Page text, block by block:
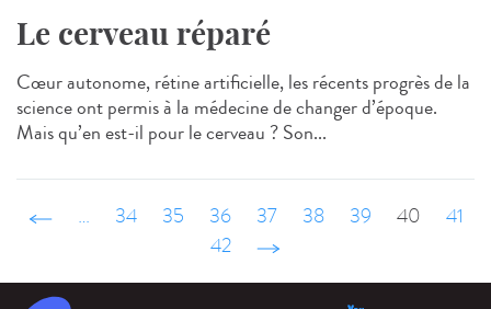
Le cerveau réparé
Cœur autonome, rétine artificielle, les récents progrès de la
science ont permis à la médecine de changer d’époque.
Mais qu’en est-il pour le cerveau ? Son...
‹ précédent
… 34 35 36 37 38 39 40
41
42
suivant ›